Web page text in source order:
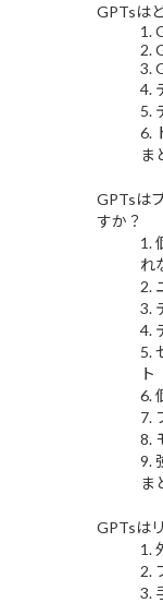
GPTsは
1.
2.
3.
4.
5.
6.
ま
GPTsは
すか？
1.
れ
2.
3.
4.
5.
ト
6.
7.
8.
9.
ま
GPTsは
1.
2.
3.